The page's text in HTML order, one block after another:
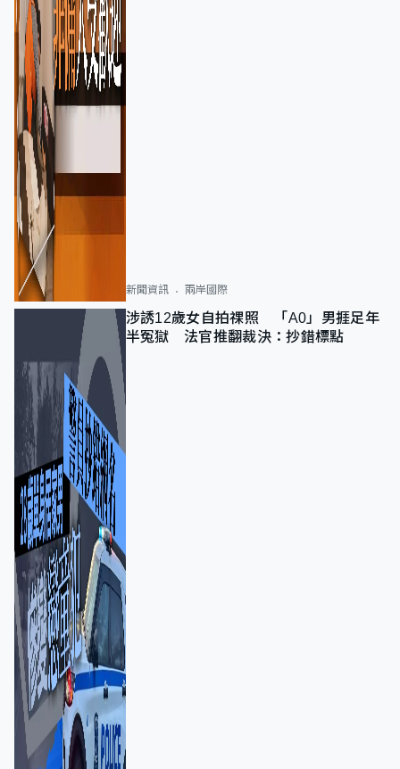
新聞資訊 兩岸國際
涉誘12歲女自拍祼照 「A0」男捱足年
半冤獄 法官推翻裁決：抄錯標點